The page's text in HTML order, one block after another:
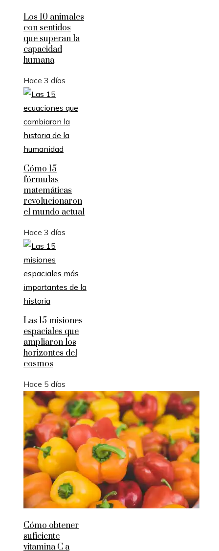
Los 10 animales
con sentidos
que superan la
capacidad
humana
Hace 3 días
Cómo 15
fórmulas
matemáticas
revolucionaron
el mundo actual
Hace 3 días
Las 15 misiones
espaciales que
ampliaron los
horizontes del
cosmos
Hace 5 días
Cómo obtener
suficiente
vitamina C a